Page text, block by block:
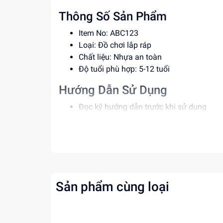
Thông Số Sản Phẩm
Item No: ABC123
Loại: Đồ chơi lắp ráp
Chất liệu: Nhựa an toàn
Độ tuổi phù hợp: 5-12 tuổi
Hướng Dẫn Sử Dụng
Đọc kỹ hướng dẫn trước khi sử dụng
Rèn luyện kỹ năng giải quyết vấn đề
Tăng cường khả năng phối hợp tay mắt
Sản phẩm cùng loại